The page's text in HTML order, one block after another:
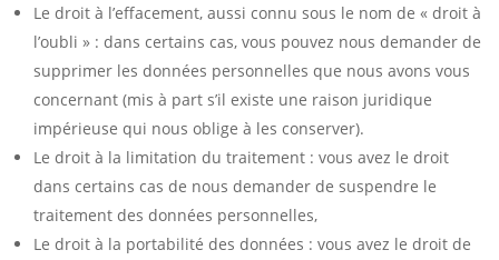
Le droit à l’effacement, aussi connu sous le nom de « droit à
l’oubli » : dans certains cas, vous pouvez nous demander de
supprimer les données personnelles que nous avons vous
concernant (mis à part s’il existe une raison juridique
impérieuse qui nous oblige à les conserver).
Le droit à la limitation du traitement : vous avez le droit
dans certains cas de nous demander de suspendre le
traitement des données personnelles,
Le droit à la portabilité des données : vous avez le droit de